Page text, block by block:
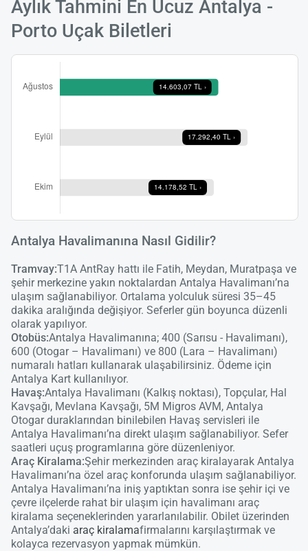
Aylık Tahmini En Ucuz Antalya -
Porto Uçak Biletleri
Antalya Havalimanına Nasıl Gidilir?
Tramvay:T1A AntRay hattı ile Fatih, Meydan, Muratpaşa ve
şehir merkezine yakın noktalardan Antalya Havalimanı’na
ulaşım sağlanabiliyor. Ortalama yolculuk süresi 35–45
dakika aralığında değişiyor. Seferler gün boyunca düzenli
olarak yapılıyor.
Otobüs:Antalya Havalimanına; 400 (Sarısu - Havalimanı),
600 (Otogar – Havalimanı) ve 800 (Lara – Havalimanı)
numaralı hatları kullanarak ulaşabilirsiniz. Ödeme için
Antalya Kart kullanılıyor.
Havaş:Antalya Havalimanı (Kalkış noktası), Topçular, Hal
Kavşağı, Mevlana Kavşağı, 5M Migros AVM, Antalya
Otogar duraklarından binilebilen Havaş servisleri ile
Antalya Havalimanı’na direkt ulaşım sağlanabiliyor. Sefer
saatleri uçuş programlarına göre düzenleniyor.
Araç Kiralama:Şehir merkezinden araç kiralayarak Antalya
Havalimanı’na özel araç konforunda ulaşım sağlanabiliyor.
Antalya Havalimanı’na iniş yaptıktan sonra ise şehir içi ve
çevre ilçelerde rahat bir ulaşım için havalimanı araç
kiralama seçeneklerinden yararlanılabilir. Obilet üzerinden
Antalya’daki araç kiralamafirmalarını karşılaştırmak ve
kolayca rezervasyon yapmak mümkün.